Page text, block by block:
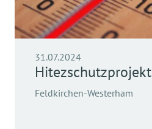
31.07.2024
Hitezschutzprojekt
Feldkirchen-Westerham